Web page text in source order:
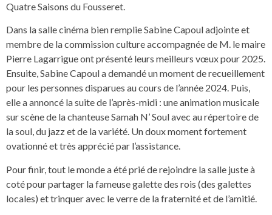
Quatre Saisons du Fousseret.
Dans la salle cinéma bien remplie Sabine Capoul adjointe et
membre de la commission culture accompagnée de M. le maire
Pierre Lagarrigue ont présenté leurs meilleurs vœux pour 2025.
Ensuite, Sabine Capoul a demandé un moment de recueillement
pour les personnes disparues au cours de l’année 2024. Puis,
elle a annoncé la suite de l’après-midi : une animation musicale
sur scène de la chanteuse Samah N’ Soul avec au répertoire de
la soul, du jazz et de la variété. Un doux moment fortement
ovationné et très apprécié par l’assistance.
Pour finir, tout le monde a été prié de rejoindre la salle juste à
coté pour partager la fameuse galette des rois (des galettes
locales) et trinquer avec le verre de la fraternité et de l’amitié.